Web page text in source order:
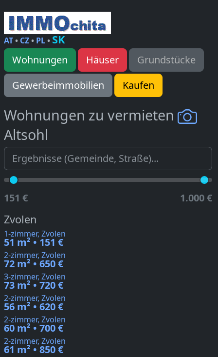
AT• CZ• PL• SK
Wohnungen Häuser
Grundstücke
Gewerbeimmobilien
Kaufen
Wohnungen zu vermieten
Altsohl
151 € 1.000 €
Zvolen
1-zimmer, Zvolen
51 m² • 151 €
2-zimmer, Zvolen
72 m² • 650 €
3-zimmer, Zvolen
73 m² • 720 €
2-zimmer, Zvolen
56 m² • 620 €
2-zimmer, Zvolen
60 m² • 700 €
2-zimmer, Zvolen
61 m² • 850 €